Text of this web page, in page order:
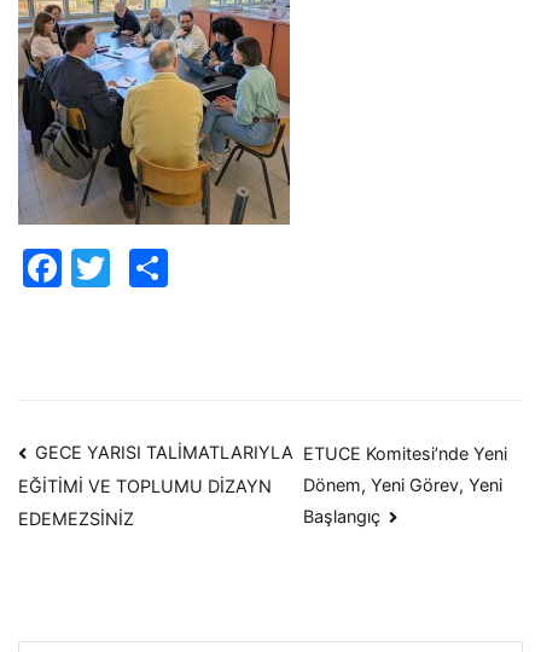
Facebook
Twitter
Yazı
dolaşımı
GECE YARISI TALİMATLARIYLA
EĞİTİMİ VE TOPLUMU DİZAYN
EDEMEZSİNİZ
ETUCE Komitesi’nde Yeni
Dönem, Yeni Görev, Yeni
Başlangıç